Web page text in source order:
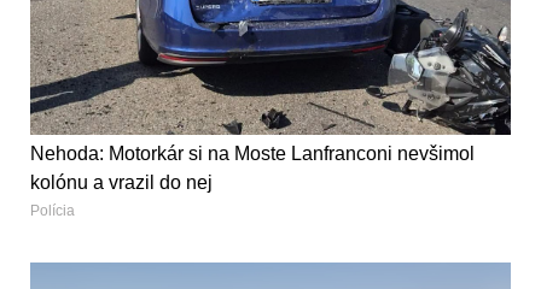
Nehoda: Motorkár si na Moste Lanfranconi nevšimol
kolónu a vrazil do nej
Polícia